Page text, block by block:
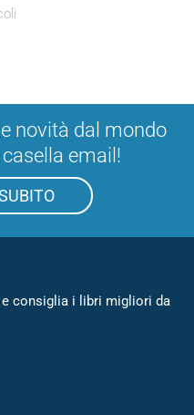
novità dal mondo
email!
consiglia i libri migliori da